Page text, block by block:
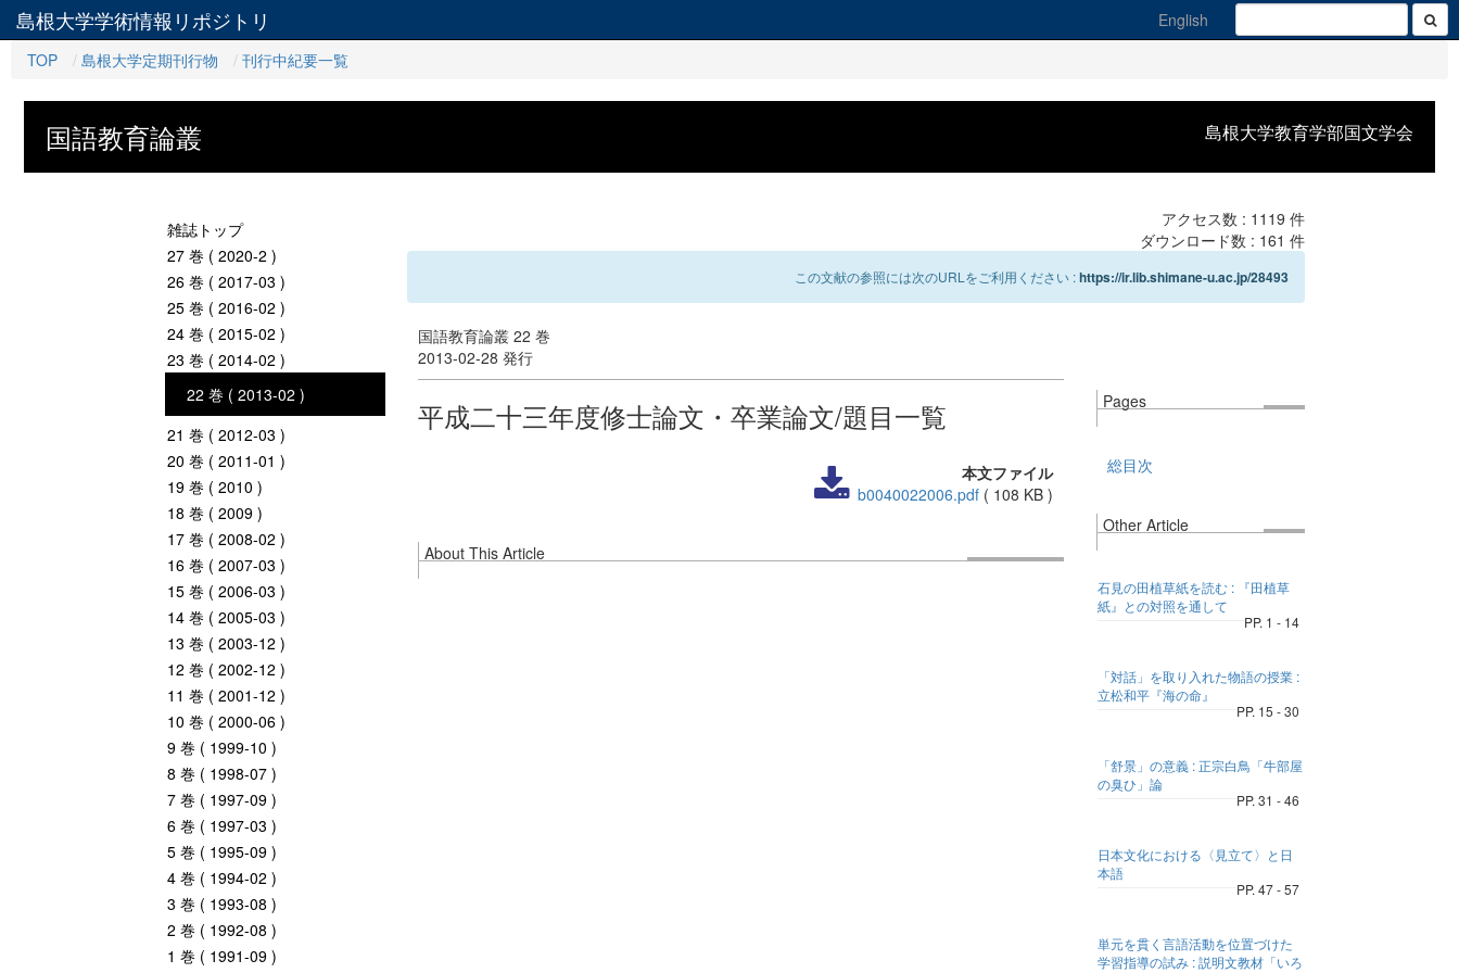
島根大学学術情報リポジトリ
English
TOP
島根大学定期刊行物 刊行中紀要一覧
島根大学教育学部国文学会
国語教育論叢
雑誌トップ
27 巻 ( 2020-2 )
26 巻 ( 2017-03 )
25 巻 ( 2016-02 )
24 巻 ( 2015-02 )
23 巻 ( 2014-02 )
22 巻 ( 2013-02 )
21 巻 ( 2012-03 )
20 巻 ( 2011-01 )
19 巻 ( 2010 )
18 巻 ( 2009 )
17 巻 ( 2008-02 )
16 巻 ( 2007-03 )
15 巻 ( 2006-03 )
14 巻 ( 2005-03 )
13 巻 ( 2003-12 )
12 巻 ( 2002-12 )
11 巻 ( 2001-12 )
10 巻 ( 2000-06 )
9 巻 ( 1999-10 )
8 巻 ( 1998-07 )
7 巻 ( 1997-09 )
6 巻 ( 1997-03 )
5 巻 ( 1995-09 )
4 巻 ( 1994-02 )
3 巻 ( 1993-08 )
2 巻 ( 1992-08 )
1 巻 ( 1991-09 )
アクセス数 : 1119 件
ダウンロード数 : 161 件
この文献の参照には次のURLをご利用ください :https://ir.lib.shimane-u.ac.jp/28493
国語教育論叢 22 巻
2013-02-28 発行
平成二十三年度修士論文・卒業論文/題目一覧
本文ファイル
b0040022006.pdf ( 108 KB )
About This Article
Pages
総目次
Other Article
石見の田植草紙を読む : 『田植草
紙』との対照を通して
PP. 1 - 14
「対話」を取り入れた物語の授業 :
立松和平『海の命』
PP. 15 - 30
「舒景」の意義 : 正宗白鳥「牛部屋
の臭ひ」論
PP. 31 - 46
日本文化における〈見立て〉と日
本語
PP. 47 - 57
単元を貫く言語活動を位置づけた
学習指導の試み : 説明文教材「いろ